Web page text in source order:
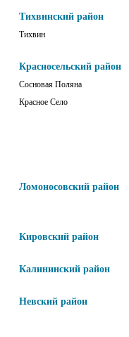
Тихвинский район
Тихвин
Красносельский район
Сосновая Поляна
Красное Село
Ломоносовский район
Кировский район
Калининский район
Невский район